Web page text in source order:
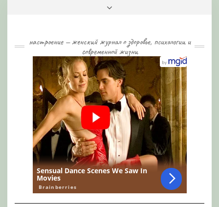
настроение — женский журнал о здоровье, психологии и
современной жизни